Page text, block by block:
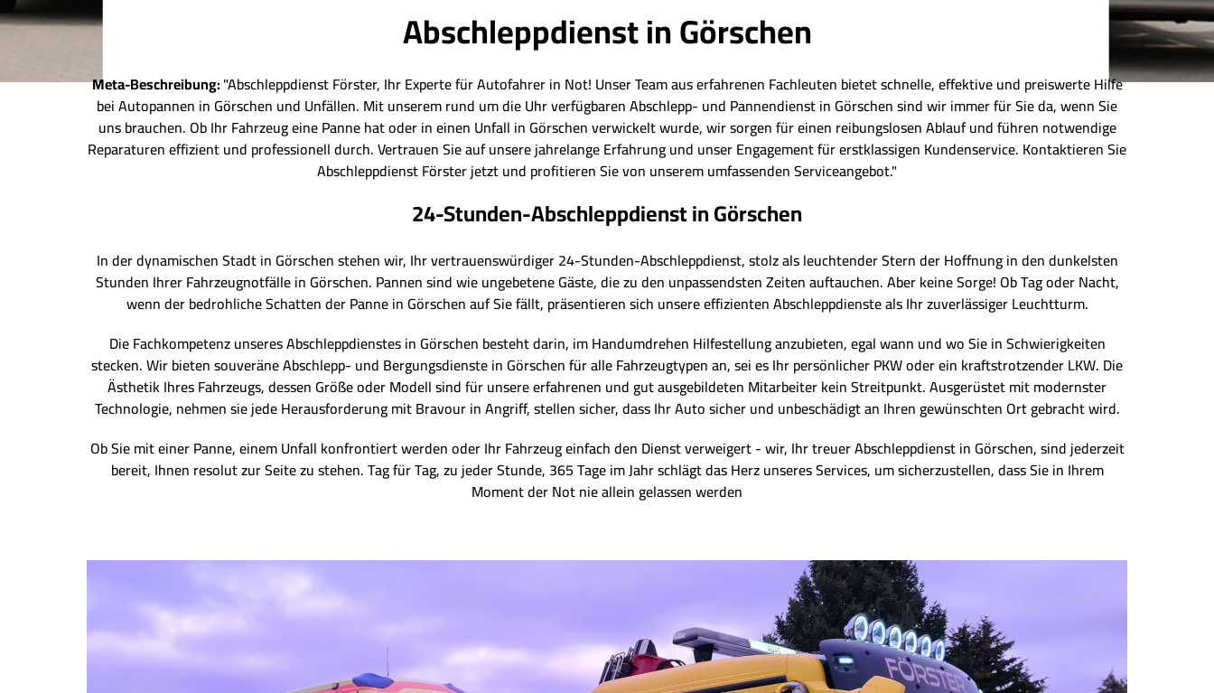
Abschleppdienst in Görschen
Meta-Beschreibung:"Abschleppdienst Förster, Ihr Experte für Autofahrer in Not! Unser Team aus erfahrenen Fachleuten bietet schnelle, effektive und preiswerte Hilfe
bei Autopannen in Görschen und Unfällen. Mit unserem rund um die Uhr verfügbaren Abschlepp- und Pannendienst in Görschen sind wir immer für Sie da, wenn Sie
uns brauchen. Ob Ihr Fahrzeug eine Panne hat oder in einen Unfall in Görschen verwickelt wurde, wir sorgen für einen reibungslosen Ablauf und führen notwendige
Reparaturen effizient und professionell durch. Vertrauen Sie auf unsere jahrelange Erfahrung und unser Engagement für erstklassigen Kundenservice. Kontaktieren Sie
Abschleppdienst Förster jetzt und profitieren Sie von unserem umfassenden Serviceangebot."
24-Stunden-Abschleppdienst in Görschen
In der dynamischen Stadt in Görschen stehen wir, Ihr vertrauenswürdiger 24-Stunden-Abschleppdienst, stolz als leuchtender Stern der Hoffnung in den dunkelsten
Stunden Ihrer Fahrzeugnotfälle in Görschen. Pannen sind wie ungebetene Gäste, die zu den unpassendsten Zeiten auftauchen. Aber keine Sorge! Ob Tag oder Nacht,
wenn der bedrohliche Schatten der Panne in Görschen auf Sie fällt, präsentieren sich unsere effizienten Abschleppdienste als Ihr zuverlässiger Leuchtturm.
Die Fachkompetenz unseres Abschleppdienstes in Görschen besteht darin, im Handumdrehen Hilfestellung anzubieten, egal wann und wo Sie in Schwierigkeiten
stecken. Wir bieten souveräne Abschlepp- und Bergungsdienste in Görschen für alle Fahrzeugtypen an, sei es Ihr persönlicher PKW oder ein kraftstrotzender LKW. Die
Ästhetik Ihres Fahrzeugs, dessen Größe oder Modell sind für unsere erfahrenen und gut ausgebildeten Mitarbeiter kein Streitpunkt. Ausgerüstet mit modernster
Technologie, nehmen sie jede Herausforderung mit Bravour in Angriff, stellen sicher, dass Ihr Auto sicher und unbeschädigt an Ihren gewünschten Ort gebracht wird.
Ob Sie mit einer Panne, einem Unfall konfrontiert werden oder Ihr Fahrzeug einfach den Dienst verweigert - wir, Ihr treuer Abschleppdienst in Görschen, sind jederzeit
bereit, Ihnen resolut zur Seite zu stehen. Tag für Tag, zu jeder Stunde, 365 Tage im Jahr schlägt das Herz unseres Services, um sicherzustellen, dass Sie in Ihrem
Moment der Not nie allein gelassen werden